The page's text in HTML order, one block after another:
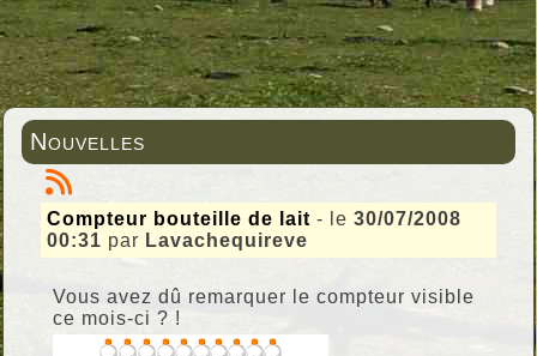
Nouvelles
Compteur bouteille de lait - le 30/07/2008
00:31 par Lavachequireve
Vous avez dû remarquer le compteur visible
ce mois-ci ? !